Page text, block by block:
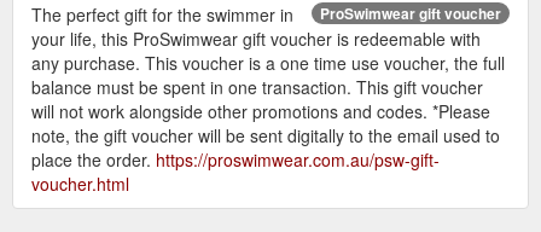
ProSwimwear gift voucher
The perfect gift for the swimmer in
your life, this ProSwimwear gift voucher is redeemable with
any purchase. This voucher is a one time use voucher, the full
balance must be spent in one transaction. This gift voucher
will not work alongside other promotions and codes. *Please
note, the gift voucher will be sent digitally to the email used to
place the order. https://proswimwear.com.au/psw-gift-
voucher.html